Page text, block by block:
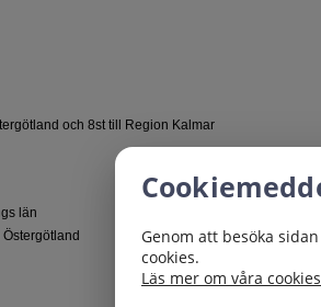
och 8st till Region Kalmar
län
Genom att besöka
cookies.
Läs mer om våra